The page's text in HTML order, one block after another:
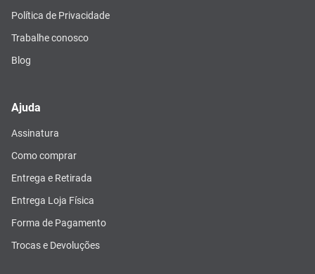
Política de Privacidade
Trabalhe conosco
Blog
Ajuda
Assinatura
Como comprar
Entrega e Retirada
Entrega Loja Física
Forma de Pagamento
Trocas e Devoluções